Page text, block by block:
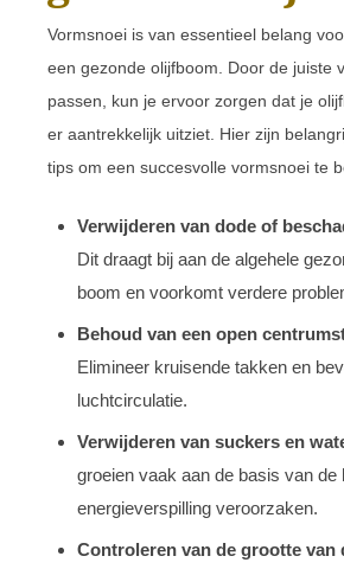
Vormsnoei is van essentieel belang
een gezonde olijfboom. Door de juiste
passen, kun je ervoor zorgen dat je
er aantrekkelijk uitziet. Hier zijn
tips om een succesvolle vormsnoei te
Verwijderen van dode of
Dit draagt bij aan de algehele
boom en voorkomt verdere
Behoud van een open
Elimineer kruisende takken en
luchtcirculatie.
Verwijderen van suckers en
groeien vaak aan de basis van de
energieverspilling veroorzaken.
Controleren van de grootte van